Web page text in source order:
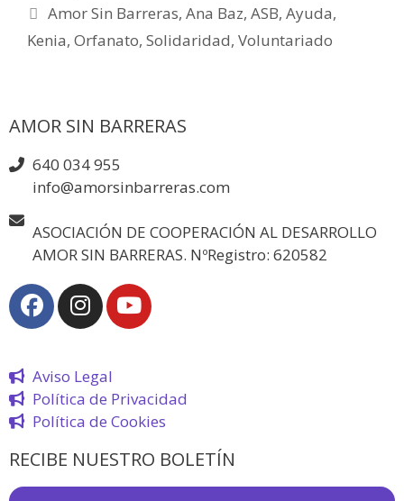
Amor Sin Barreras,Ana Baz,ASB,Ayuda,
Kenia, Orfanato, Solidaridad, Voluntariado
AMOR SIN BARRERAS
640 034 955
info@amorsinbarreras.com
ASOCIACIÓN DE COOPERACIÓN AL DESARROLLO
AMOR SIN BARRERAS. NºRegistro: 620582
Aviso Legal
Política de Privacidad
Política de Cookies
RECIBE NUESTRO BOLETÍN